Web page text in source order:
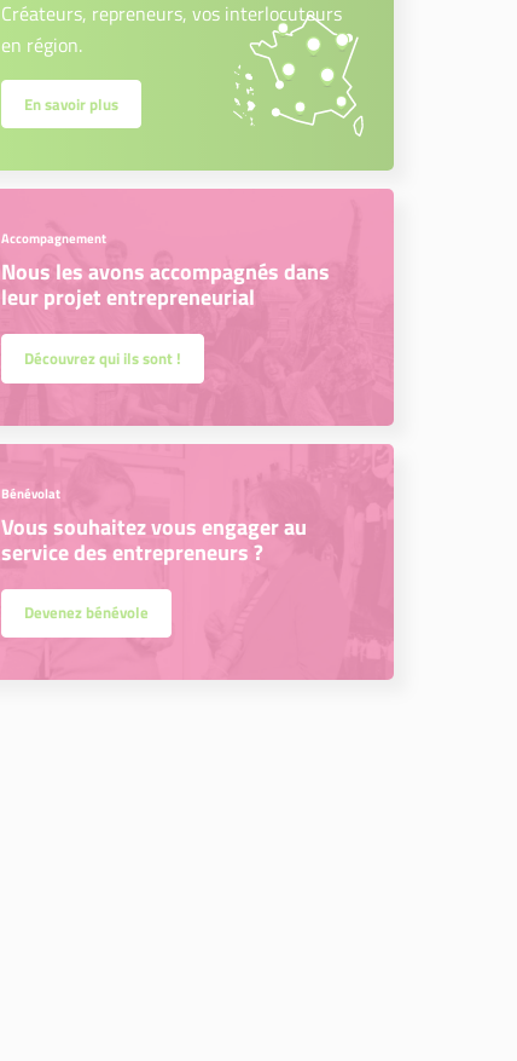
Créateurs, repreneurs, vos interlocuteurs
en région.
En savoir plus
Accompagnement
Nous les avons accompagnés dans
leur projet entrepreneurial
Découvrez qui ils sont !
Bénévolat
Vous souhaitez vous engager au
service des entrepreneurs ?
Devenez bénévole